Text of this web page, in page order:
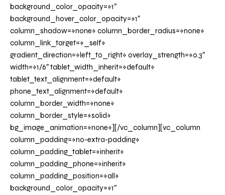
background_color_opacity=»1″
background_hover_color_opacity=»1″
column_shadow=»none» column_border_radius=»none»
column_link_target=»_self»
gradient_direction=»left_to_right» overlay_strength=»0.3″
width=»1/6″ tablet_width_inherit=»default»
tablet_text_alignment=»default»
phone_text_alignment=»default»
column_border_width=»none»
column_border_style=»solid»
bg_image_animation=»none»][/vc_column][vc_column
column_padding=»no-extra-padding»
column_padding_tablet=»inherit»
column_padding_phone=»inherit»
column_padding_position=»all»
background_color_opacity=»1″